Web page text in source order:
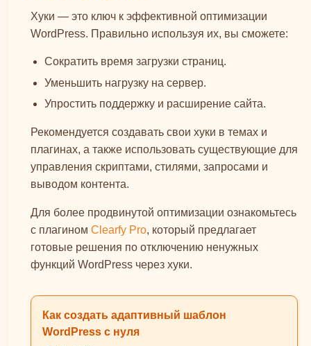
Хуки — это ключ к эффективной оптимизации
WordPress. Правильно используя их, вы сможете:
Сократить время загрузки страниц.
Уменьшить нагрузку на сервер.
Упростить поддержку и расширение сайта.
Рекомендуется создавать свои хуки в темах и
плагинах, а также использовать существующие для
управления скриптами, стилями, запросами и
выводом контента.
Для более продвинутой оптимизации ознакомьтесь
с плагином Clearfy Pro, который предлагает
готовые решения по отключению ненужных
функций WordPress через хуки.
Как создать адаптивный шаблон
WordPress с нуля